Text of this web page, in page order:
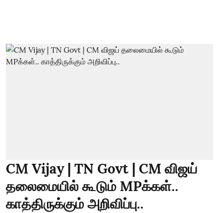
CM Vijay | TN Govt | CM விஜய்
தலைமையில் கூடும் MPக்கள்..
காத்திருக்கும் அறிவிப்பு..